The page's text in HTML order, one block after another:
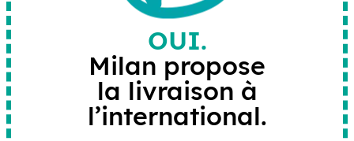
OUI.
Milan propose
la livraison à
l’international.